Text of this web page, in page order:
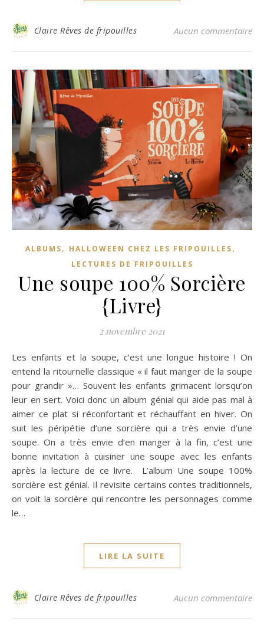
Claire Rêves de fripouilles Aucun commentaire
ALBUMS, HALLOWEEN CHEZ LES FRIPOUILLES,
LECTURES DE FRIPOUILLES
Une soupe 100% Sorcière
{Livre}
2 novembre 2021
Les enfants et la soupe, c’est une longue histoire ! On
entend la ritournelle classique « il faut manger de la soupe
pour grandir »… Souvent les enfants grimacent lorsqu’on
leur en sert. Voici donc un album génial qui aide pas mal à
aimer ce plat si réconfortant et réchauffant en hiver. On
suit les péripétie d’une sorcière qui a très envie d’une
soupe. On a très envie d’en manger à la fin, c’est une
bonne invitation à cuisiner une soupe avec les enfants
après la lecture de ce livre. L’album Une soupe 100%
sorcière est génial. Il revisite certains contes traditionnels,
on voit la sorcière qui rencontre les personnages comme
le…
LIRE LA SUITE
Claire Rêves de fripouilles Aucun commentaire